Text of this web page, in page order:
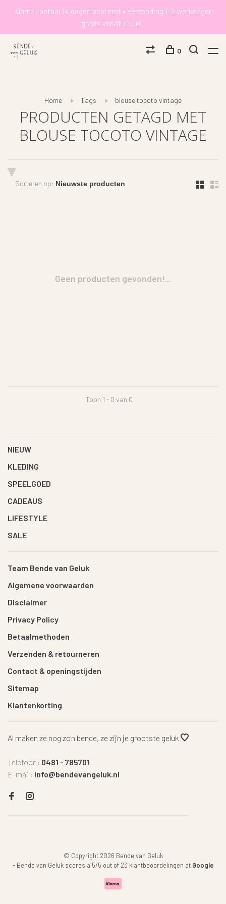
Klarna: betaal 14 dagen achteraf • Verzending 1-2 werkdagen
gratis vanaf €100,-
0
Home Tags blouse tocoto vintage
PRODUCTEN GETAGD MET
BLOUSE TOCOTO VINTAGE
Sorteren op:
Geen producten gevonden!...
Toon 1 - 0 van 0
NIEUW
KLEDING
SPEELGOED
CADEAUS
LIFESTYLE
SALE
Team Bende van Geluk
Algemene voorwaarden
Disclaimer
Privacy Policy
Betaalmethoden
Verzenden & retourneren
Contact & openingstijden
Sitemap
Klantenkorting
Al maken ze nog zo'n bende, ze zijn je grootste geluk
Telefoon: 0481 - 785701
E-mail: info@bendevangeluk.nl
© Copyright 2026 Bende van Geluk
- Bende van Geluk scores a 5/5 out of 23 klantbeoordelingen at Google